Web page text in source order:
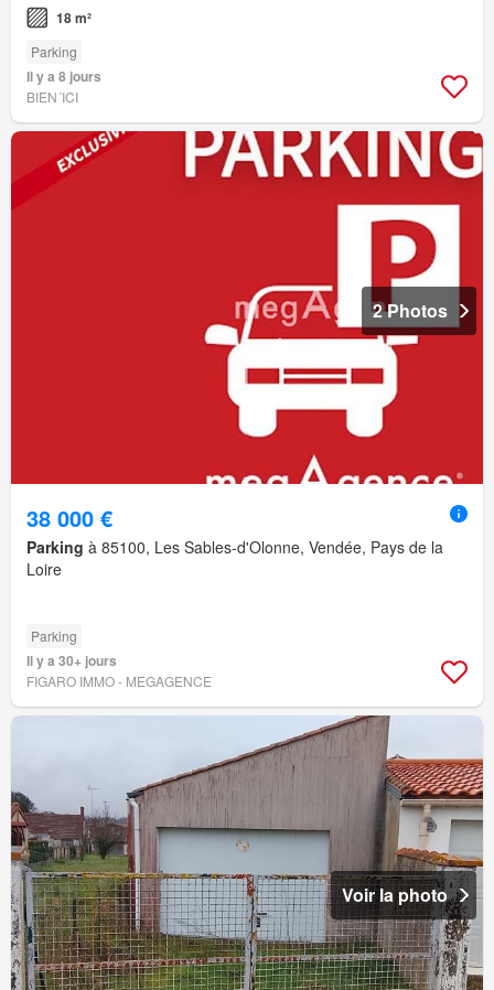
18 m²
Parking
Il y a 8 jours
BIEN´ICI
2 Photos
38 000 €
Parking à 85100, Les Sables-d'Olonne, Vendée, Pays de la
Loire
Parking
Il y a 30+ jours
FIGARO IMMO - MEGAGENCE
Voir la photo